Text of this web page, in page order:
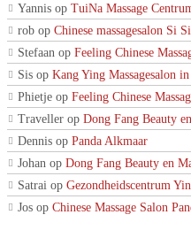
Yannis op TuiNa Massage
rob op Chinese massagesalon Si Si
Stefaan op Feeling Chinese
Sis op Kang Ying Massagesalon
Phietje op Feeling Chinese
Traveller op Dong Fang Beauty
Dennis op Panda Alkmaar
Johan op Dong Fang Beauty en
Satrai op Gezondheidscentrum
Jos op Chinese Massage Salon